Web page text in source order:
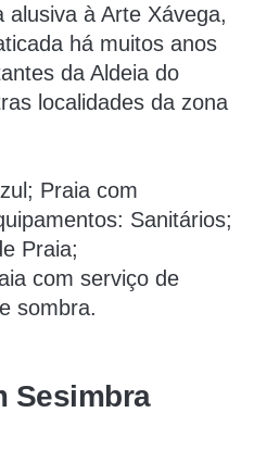
à Arte Xávega,
há muitos anos
da Aldeia do
localidades da zona
Praia com
Sanitários;
Praia;
com serviço de
sombra.
Sesimbra